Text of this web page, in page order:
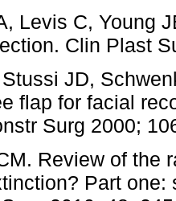
Levis C, Young
Clin Plast
JD,
flap for facial
Surg 2000;
Review of the
Part